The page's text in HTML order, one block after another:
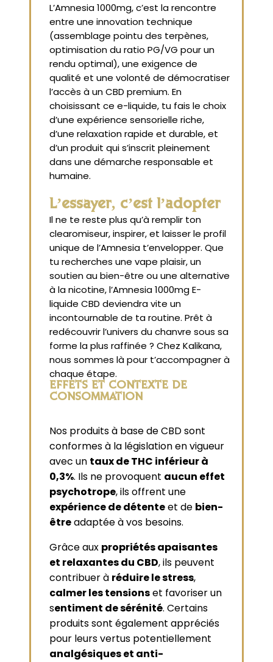
L’Amnesia 1000mg, c’est la rencontre
entre une innovation technique
(assemblage pointu des terpènes,
optimisation du ratio PG/VG pour un
rendu optimal), une exigence de
qualité et une volonté de démocratiser
l’accès à un CBD premium. En
choisissant ce e-liquide, tu fais le choix
d’une expérience sensorielle riche,
d’une relaxation rapide et durable, et
d’un produit qui s’inscrit pleinement
dans une démarche responsable et
humaine.
L’essayer, c’est l’adopter
Il ne te reste plus qu’à remplir ton
clearomiseur, inspirer, et laisser le profil
unique de l’Amnesia t’envelopper. Que
tu recherches une vape plaisir, un
soutien au bien-être ou une alternative
à la nicotine, l’Amnesia 1000mg E-
liquide CBD deviendra vite un
incontournable de ta routine. Prêt à
redécouvrir l’univers du chanvre sous sa
forme la plus raffinée ? Chez Kalikana,
nous sommes là pour t’accompagner à
chaque étape.
EFFETS ET CONTEXTE DE
CONSOMMATION
Nos produits à base de CBD sont
conformes à la législation en vigueur
avec un taux de THC inférieur à
0,3%. Ils ne provoquent aucun effet
psychotrope, ils offrent une
expérience de détenteet de bien-
êtreadaptée à vos besoins.
Grâce aux propriétés apaisantes
et relaxantes du CBD, ils peuvent
contribuer à réduire le stress,
calmer les tensionset favoriser un
sentiment de sérénité. Certains
produits sont également appréciés
pour leurs vertus potentiellement
analgésiques et anti-